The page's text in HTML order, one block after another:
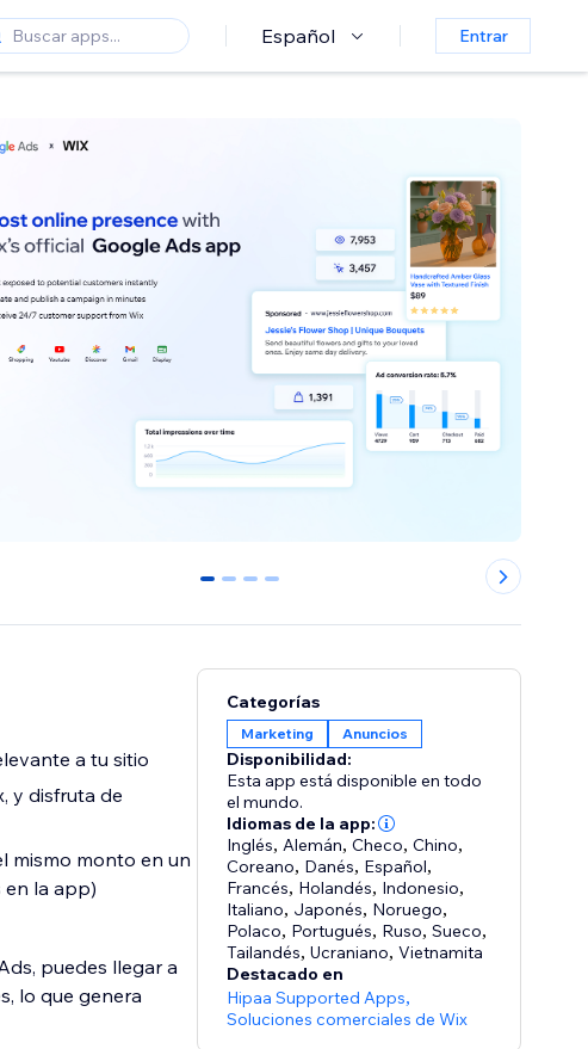
Español Entrar
0 1 2 3
a tu sitio
y disfruta de
mismo monto en un
en la app)
puedes llegar a
lo que genera
Categorías
Marketing Anuncios
Disponibilidad:
Esta app está disponible en todo
el mundo.
Idiomas de la app:
Inglés, Alemán,Checo,Chino,
Coreano, Danés, Español,
Francés, Holandés, Indonesio,
Italiano, Japonés, Noruego,
Polaco, Portugués, Ruso,Sueco,
Tailandés,Ucraniano,Vietnamita
Destacado en
Hipaa Supported Apps,
Soluciones comerciales de Wix